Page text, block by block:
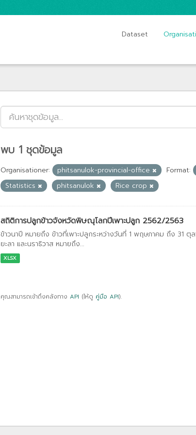
Dataset
พบ 1 ชุดข้อมูล
Organisationer: phitsanulok-provincial-office Format:
Statistics
phitsanulok Rice crop
สถิติการปลูกข้าวจังหวัดพิษณุโลกปีเพาะปลูก 2562/2563
ข้าวนาปี หมายถึง ข้าวที่เพาะปลูกระหว่างวันที่ 1 พฤษภาคม ถึง 31
ยะลา และนราธิวาส หมายถึง...
XLSX
คุณสามารถเข้าถึงคลังทาง API (ให้ดู คู่มือ API).